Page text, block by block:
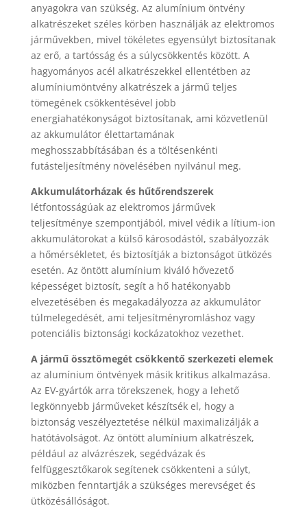
anyagokra van szükség. Az alumínium öntvény
alkatrészeket széles körben használják az elektromos
járművekben, mivel tökéletes egyensúlyt biztosítanak
az erő, a tartósság és a súlycsökkentés között. A
hagyományos acél alkatrészekkel ellentétben az
alumíniumöntvény alkatrészek a jármű teljes
tömegének csökkentésével jobb
energiahatékonyságot biztosítanak, ami közvetlenül
az akkumulátor élettartamának
meghosszabbításában és a töltésenkénti
futásteljesítmény növelésében nyilvánul meg.
Akkumulátorházak és hűtőrendszerek
létfontosságúak az elektromos járművek
teljesítménye szempontjából, mivel védik a lítium-ion
akkumulátorokat a külső károsodástól, szabályozzák
a hőmérsékletet, és biztosítják a biztonságot ütközés
esetén. Az öntött alumínium kiváló hővezető
képességet biztosít, segít a hő hatékonyabb
elvezetésében és megakadályozza az akkumulátor
túlmelegedését, ami teljesítményromláshoz vagy
potenciális biztonsági kockázatokhoz vezethet.
A jármű össztömegét csökkentő szerkezeti elemek
az alumínium öntvények másik kritikus alkalmazása.
Az EV-gyártók arra törekszenek, hogy a lehető
legkönnyebb járműveket készítsék el, hogy a
biztonság veszélyeztetése nélkül maximalizálják a
hatótávolságot. Az öntött alumínium alkatrészek,
például az alvázrészek, segédvázak és
felfüggesztőkarok segítenek csökkenteni a súlyt,
miközben fenntartják a szükséges merevséget és
ütközésállóságot.